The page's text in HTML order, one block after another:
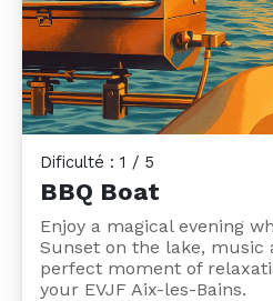
Dificulté : 1 / 5
BBQ Boat
Enjoy a magical evening
Sunset on the lake, music
perfect moment of
your EVJF Aix-les-Bains.